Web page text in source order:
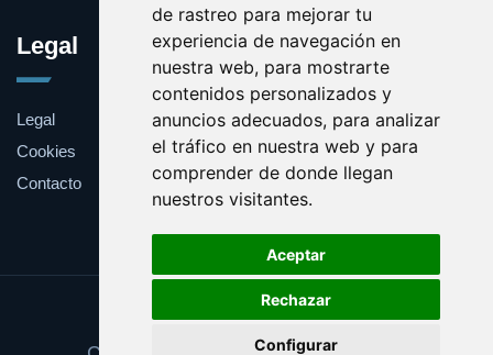
de rastreo para mejorar tu
experiencia de navegación en
nuestra web, para mostrarte
contenidos personalizados y
anuncios adecuados, para analizar
el tráfico en nuestra web y para
comprender de donde llegan
nuestros visitantes.
Aceptar
Rechazar
Configurar
Legal
Legal
Cookies
Contacto
Update cookies preferences